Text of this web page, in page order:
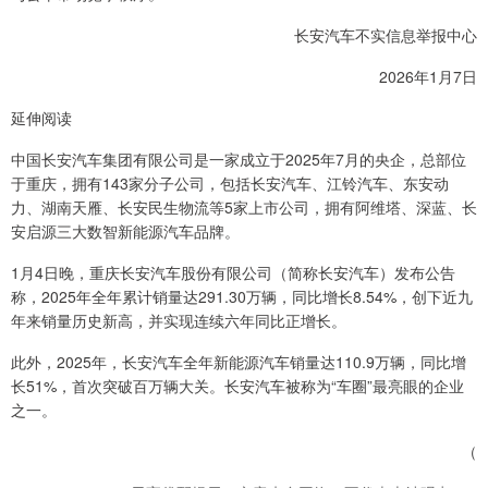
长安汽车不实信息举报中心
2026年1月7日
延伸阅读
中国长安汽车集团有限公司是一家成立于2025年7月的央企，总部位
于重庆，拥有143家分子公司，包括长安汽车、江铃汽车、东安动
力、湖南天雁、长安民生物流等5家上市公司，拥有阿维塔、深蓝、长
安启源三大数智新能源汽车品牌。
1月4日晚，重庆长安汽车股份有限公司（简称长安汽车）发布公告
称，2025年全年累计销量达291.30万辆，同比增长8.54%，创下近九
年来销量历史新高，并实现连续六年同比正增长。
此外，2025年，长安汽车全年新能源汽车销量达110.9万辆，同比增
长51%，首次突破百万辆大关。长安汽车被称为“车圈”最亮眼的企业
之一。
（